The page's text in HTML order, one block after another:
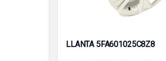
LLANTA 5FA601025C8Z8